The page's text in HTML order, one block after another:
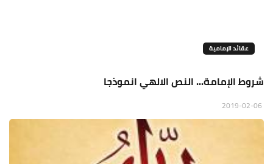
عقائد الإمامية
شروط الإمامة... النص الالهي انموذجا